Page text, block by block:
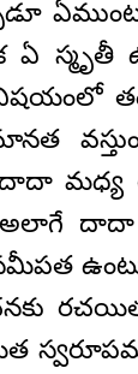
స్మృతీ
మధ్య
దాదా